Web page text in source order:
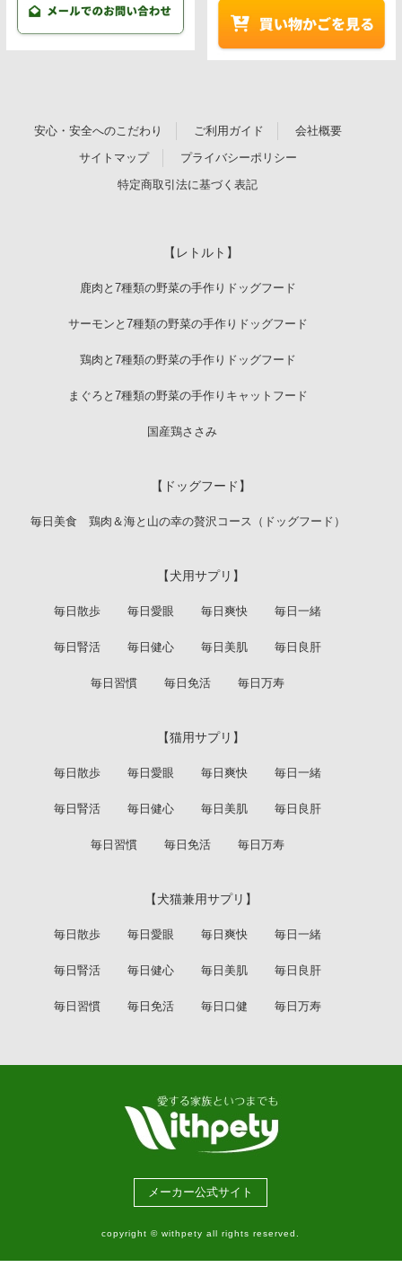
安心・安全へのこだわり ご利用ガイド
会社概要
サイトマップ
プライバシーポリシー
特定商取引法に基づく表記
【レトルト】
鹿肉と7種類の野菜の手作りドッグフード
サーモンと7種類の野菜の手作りドッグフード
鶏肉と7種類の野菜の手作りドッグフード
まぐろと7種類の野菜の手作りキャットフード
国産鶏ささみ
【ドッグフード】
毎日美食 鶏肉＆海と山の幸の贅沢コース（ドッグフード）
【犬用サプリ】
毎日散歩 毎日愛眼 毎日爽快 毎日一緒
毎日腎活 毎日健心 毎日美肌 毎日良肝
毎日習慣 毎日免活 毎日万寿
【猫用サプリ】
毎日散歩 毎日愛眼 毎日爽快 毎日一緒
毎日腎活 毎日健心 毎日美肌 毎日良肝
毎日習慣 毎日免活 毎日万寿
【犬猫兼用サプリ】
毎日散歩 毎日愛眼 毎日爽快 毎日一緒
毎日腎活 毎日健心 毎日美肌 毎日良肝
毎日習慣 毎日免活 毎日口健 毎日万寿
メーカー公式サイト
copyright © withpety all rights reserved.